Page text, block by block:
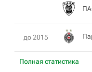
Полная статистика
до 2015